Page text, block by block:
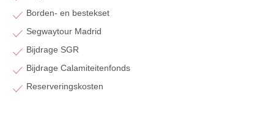
Borden- en bestekset
Segwaytour Madrid
Bijdrage SGR
Bijdrage Calamiteitenfonds
Reserveringskosten